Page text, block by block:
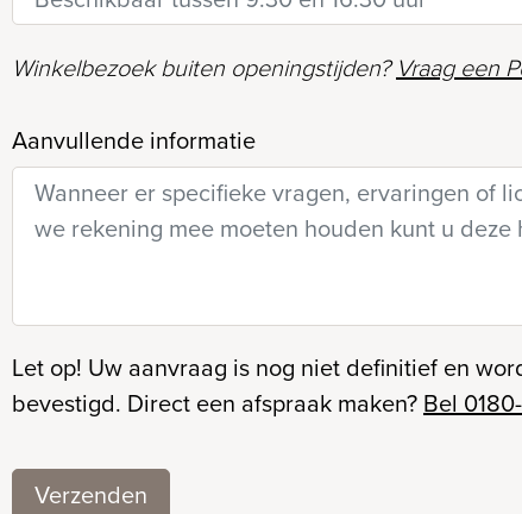
Winkelbezoek buiten openingstijden?Vraag een
Aanvullende informatie
Let op! Uw aanvraag is nog niet definitief en
bevestigd. Direct een afspraak maken? Bel
Verzenden